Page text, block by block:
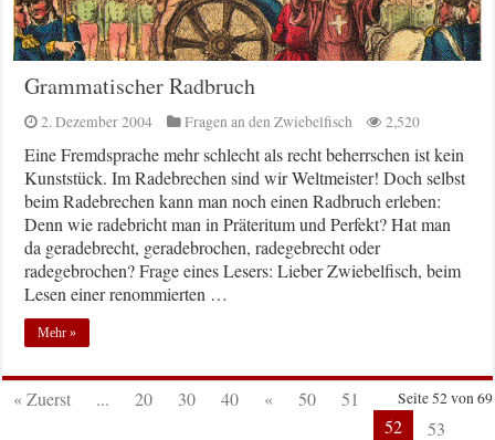
Grammatischer Radbruch
2. Dezember 2004 Fragen an den Zwiebelfisch 2,520
Eine Fremdsprache mehr schlecht als recht beherrschen ist kein
Kunststück. Im Radebrechen sind wir Weltmeister! Doch selbst
beim Radebrechen kann man noch einen Radbruch erleben:
Denn wie radebricht man in Präteritum und Perfekt? Hat man
da geradebrecht, geradebrochen, radegebrecht oder
radegebrochen? Frage eines Lesers: Lieber Zwiebelfisch, beim
Lesen einer renommierten …
Mehr »
Seite 52 von 69
« Zuerst ... 20 30 40 « 50
51
52
53